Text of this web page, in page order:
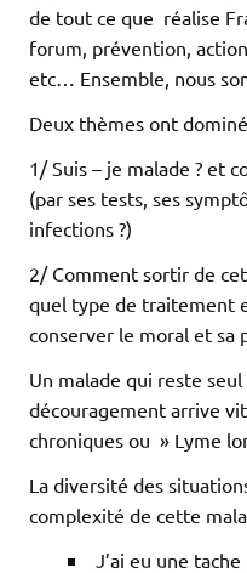
de tout ce que réalise
forum, prévention,
etc… Ensemble, nous
Deux thèmes ont
1/ Suis – je malade ? et
(par ses tests, ses
infections ?)
2/ Comment sortir de
quel type de traitement
conserver le moral et sa
Un malade qui reste
découragement arrive
chroniques ou » Lyme
La diversité des
complexité de cette
J’ai eu une